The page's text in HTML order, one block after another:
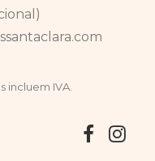
incluem IVA.